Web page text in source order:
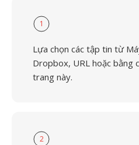
1
Lựa chọn các tập tin từ
Dropbox, URL hoặc bằng
trang này.
2